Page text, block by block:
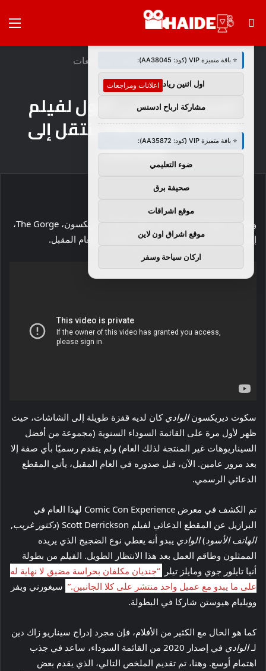
بحث
الرئيسية/اعلانات ومراجعات
اعلانات ومراجعات
العرض الترويجي الأول لفيلم
الأكشن The Gorge ينتقل إلى
الشاشات
وصل المقطع الدعائي لأحدث أفلام سكوت ديريكسون، The Gorge،
إلى CCXP البرازيلي قبل إصدار Apple TV + العام المقبل.
سكوت ديريكسونالوادي كان لديه قفزة طويلة إلى الشاشات، حيث
ظهر لأول مرة على القائمة السوداء السنوية (مجموعة من أفضل
السيناريوهات غير المنتجة لذلك العام) ولم يتقدم رسميًا بأي صفة إلا
بعد مرور عامين. الآن، قبل صدوره في العام المقبل، يأتي المقطع
الدعائي الرسمي.
تم الكشف في معرض Comic Con Experience لهذا العام في
البرازيل عن المقطع الدعائي لفيلم Scott Derrickson (
دكتور غريب,
الهاتف الأسود)الوادي يبدو أنه يعطي نوع الضجيج الذي يريده
الممثلون وطاقم العمل بعد هذا الانتظار الطويل. الفيلم من بطولة
أنيا تايلور جوي ومايلز تيلر “جنديان مكلفان بحراسة مضيق لا نهاية له
على ما يبدو مع عميل واحد منتشر على كلا الجانبين.” سيغورني ويفر
وويليام هيوستن شاركا في البطولة.
كما هو الحال مع الكثير من الأفلام، فإن مجرد إدراج سيناريو زاك دين
لـالوادي
في إصدار 2020 من القائمة السوداء، ساعد في جذب
اهتمام أوسع. وهنا، تم تقديم الملخص التالي، الذي يقدم بعض
🚀 توصيات :
⭐ باقة متميزة VIP (كود: AA38045):
اول اثنين ريادة اعمال
مشاركة ارباح ادسنس
⭐ باقة متميزة VIP (كود: AA35872):
ضوء التعليمي
صحيفة برق
موقع اشراقات
موقع اشراق اون لاين
اركان سياحة وسفر